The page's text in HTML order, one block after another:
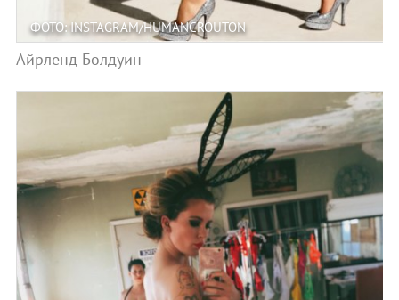
ФОТО: INSTAGRAM/HUMANCROUTON
Айрленд Болдуин